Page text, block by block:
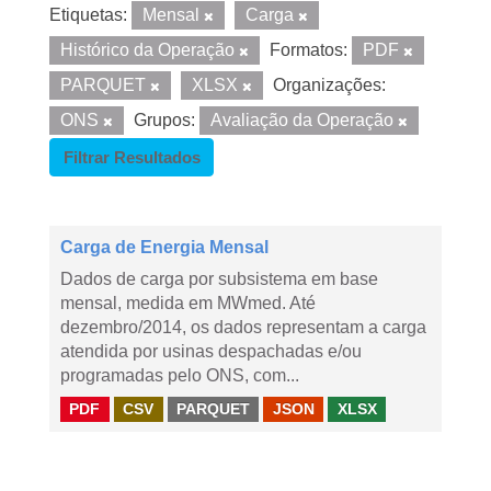
Etiquetas: Mensal
Carga
Histórico da Operação
Formatos:
PDF
PARQUET
XLSX
Organizações:
ONS
Grupos:
Avaliação da Operação
Filtrar Resultados
Carga de Energia Mensal
Dados de carga por subsistema em base
mensal, medida em MWmed. Até
dezembro/2014, os dados representam a carga
atendida por usinas despachadas e/ou
programadas pelo ONS, com...
PDF CSV PARQUET JSON XLSX